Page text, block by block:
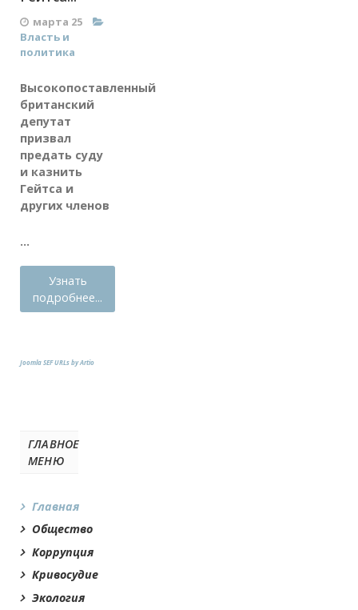
марта 25
Власть и
политика
Высокопоставленный
британский
депутат
призвал
предать суду
и казнить
Гейтса и
других членов
...
Узнать
подробнее...
Joomla SEF URLs by Artio
ГЛАВНОЕ
МЕНЮ
Главная
Общество
Коррупция
Кривосудие
Экология